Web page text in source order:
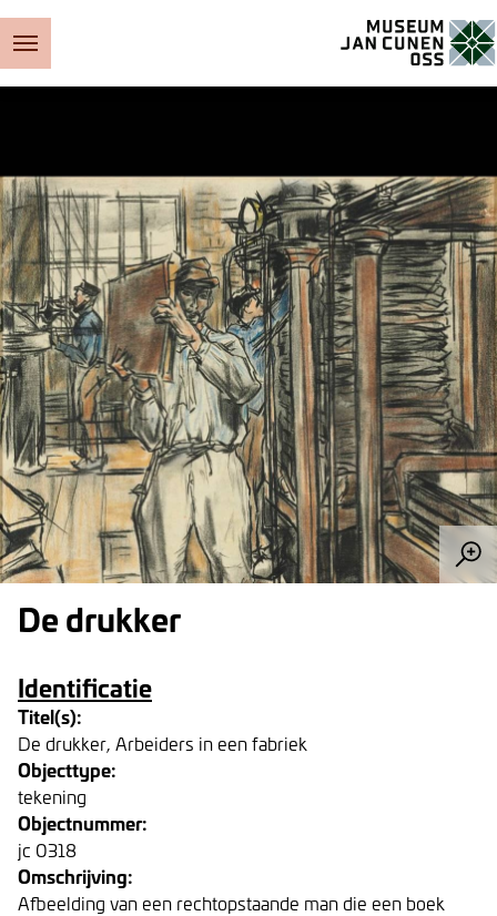
De drukker
Identificatie
Titel(s):
De drukker, Arbeiders in een fabriek
Objecttype:
tekening
Objectnummer:
jc 0318
Omschrijving:
Afbeelding van een rechtopstaande man die een boek